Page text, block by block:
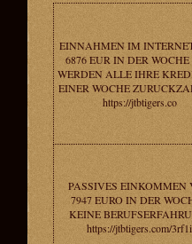
EINNAHMEN IM
6876 EUR IN DER WOCHE
WERDEN ALLE IHRE
EINER WOCHE
https://jtbtigers.co
PASSIVES EINKOMMEN
7947 EURO IN DER
KEINE
https://jtbtigers.com/3rf1i